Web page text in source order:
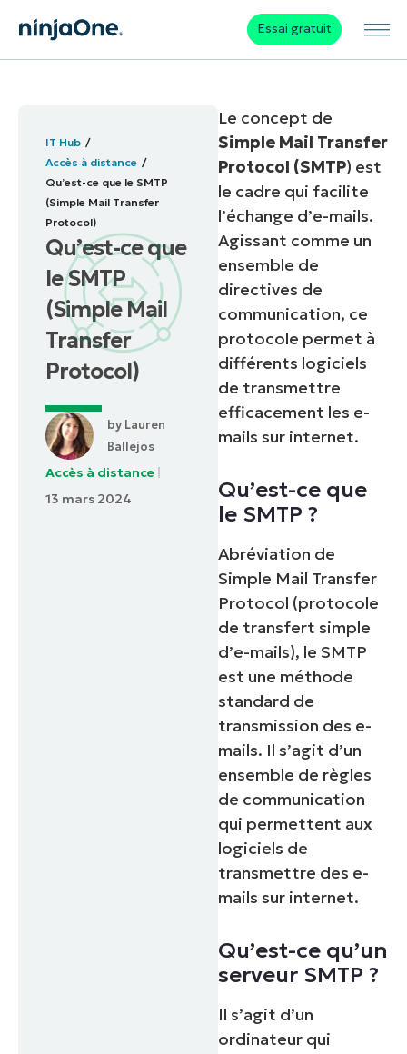
Essai gratuit
IT Hub
Accès à distance
Qu’est-ce que le SMTP
(Simple Mail Transfer
Protocol)
Qu’est-ce que
le SMTP
(Simple Mail
Transfer
Protocol)
byLauren
Ballejos
Accès à distance
13 mars 2024
Le concept de
Simple Mail Transfer
Protocol (SMTP) est
le cadre qui facilite
l’échange d’e-mails.
Agissant comme un
ensemble de
directives de
communication, ce
protocole permet à
différents logiciels
de transmettre
efficacement les e-
mails sur internet.
Qu’est-ce que
le SMTP ?
Abréviation de
Simple Mail Transfer
Protocol (protocole
de transfert simple
d’e-mails), le SMTP
est une méthode
standard de
transmission des e-
mails. Il s’agit d’un
ensemble de règles
de communication
qui permettent aux
logiciels de
transmettre des e-
mails sur internet.
Qu’est-ce qu’un
serveur SMTP ?
Il s’agit d’un
ordinateur qui